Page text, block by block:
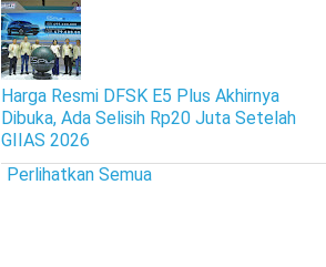
Harga Resmi DFSK E5 Plus Akhirnya
Dibuka, Ada Selisih Rp20 Juta Setelah
GIIAS 2026
Perlihatkan Semua